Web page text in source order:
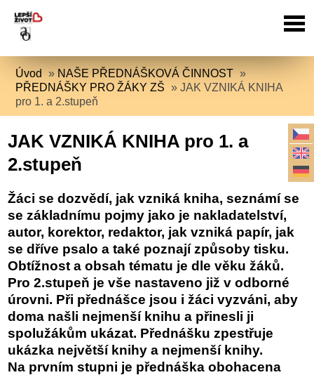
Úvod » NAŠE PŘEDNÁŠKOVÁ ČINNOST »
PŘEDNÁŠKY PRO ŽÁKY ZŠ »JAK VZNIKÁ KNIHA
pro 1. a 2.stupeň
JAK VZNIKÁ KNIHA pro 1. a
2.stupeň
Žáci se dozvědí, jak vzniká kniha, seznámí se
se základnímu pojmy jako je nakladatelství,
autor, korektor, redaktor, jak vzniká papír, jak
se dříve psalo a také poznají způsoby tisku.
Obtížnost a obsah tématu je dle věku žáků.
Pro 2.stupeň je vše nastaveno již v odborné
úrovni. Při přednášce jsou i žáci vyzváni, aby
doma našli nejmenší knihu a přinesli ji
spolužákům ukázat. Přednášku zpestřuje
ukázka největší knihy a nejmenší knihy.
Na prvním stupni je přednáška obohacena